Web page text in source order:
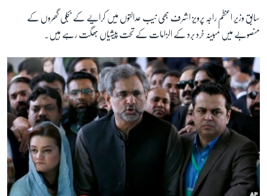
سابق وزیر اعظم راجہ پرویز اشرف بھی نیب عدالتوں میں کرایے کے بجلی گھروں کے
منصوبے میں مبینہ خرد برد کے الزامات کے تحت پیشیاں بھگت رہے ہیں۔